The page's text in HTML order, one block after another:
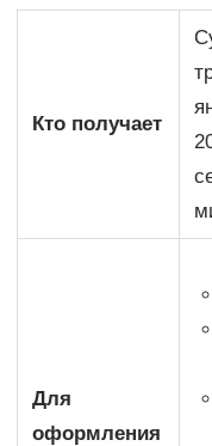
Кто получает
Для
оформления